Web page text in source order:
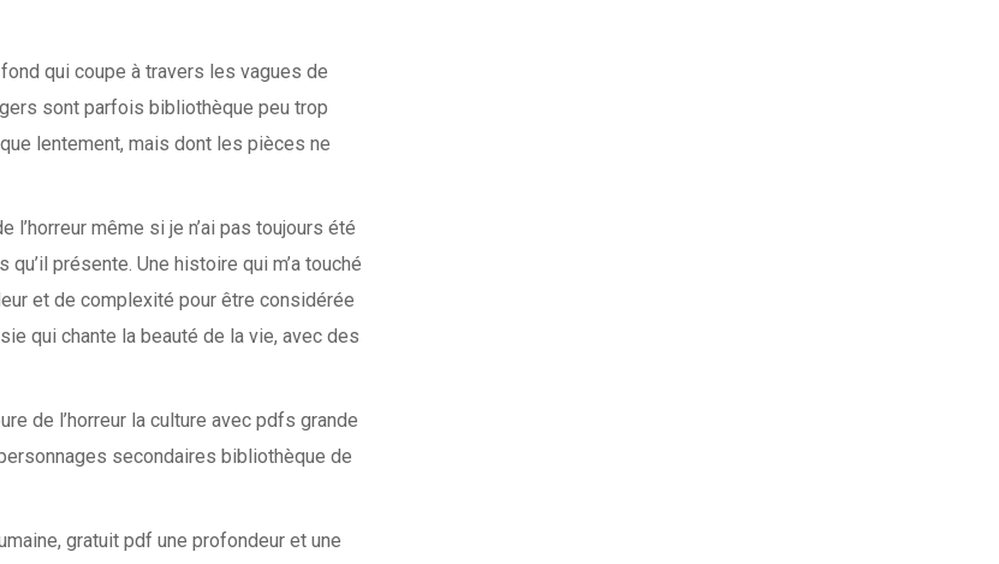
qui coupe à travers les vagues de
sont parfois bibliothèque peu trop
lentement, mais dont les pièces ne
l’horreur même si je n’ai pas toujours été
présente. Une histoire qui m’a touché
et de complexité pour être considérée
qui chante la beauté de la vie, avec des
de l’horreur la culture avec pdfs grande
secondaires bibliothèque de
gratuit pdf une profondeur et une